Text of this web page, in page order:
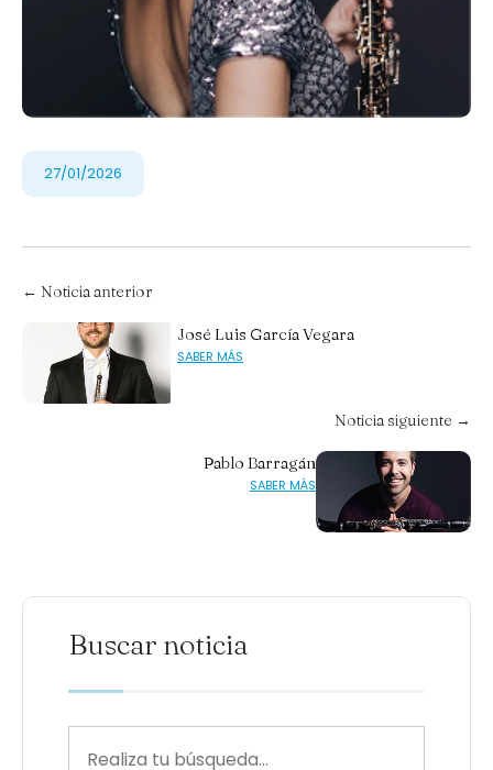
27/01/2026
← Noticia anterior
José Luis García Vegara
SABER MÁS
Noticia siguiente →
Pablo Barragán
SABER MÁS
Buscar noticia